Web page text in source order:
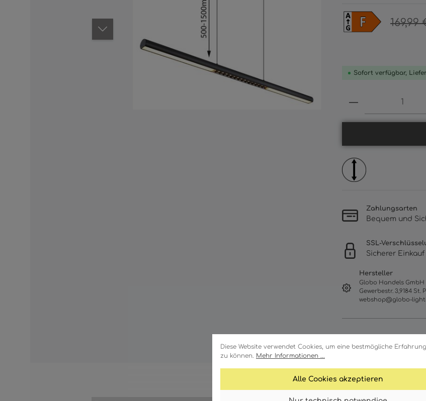
Diese Website verwendet Cookies, um eine bestmögliche
zu können. Mehr Informationen ...
Alle Cookies akzeptieren
169,99
Sofort verfügbar,
Produkt
Zahlungsarten
Bequem und
SSL-
Sicherer Einkauf
Hersteller
Globo Handels GmbH
Gewerbestr. 3,9184 St.
webshop@globo-